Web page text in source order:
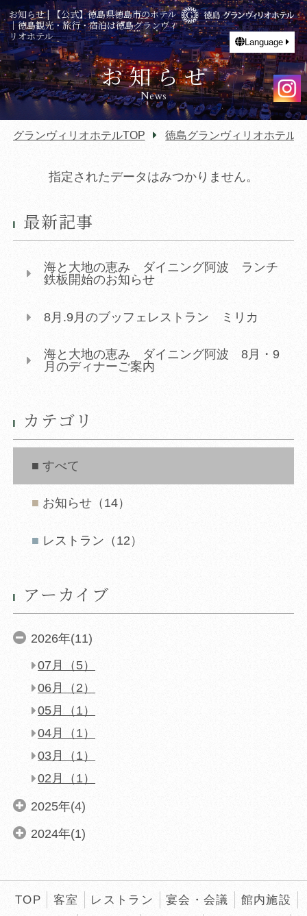
お知らせ | 【公式】徳島県徳島市のホテル
｜徳島観光・旅行・宿泊は徳島グランヴィ
リオホテル
お知らせ
News
Language
グランヴィリオホテルTOP 徳島グランヴィリオホテル
指定されたデータはみつかりません。
最新記事
海と大地の恵み ダイニング阿波 ランチ
鉄板開始のお知らせ
8月.9月のブッフェレストラン ミリカ
海と大地の恵み ダイニング阿波 8月・9
月のディナーご案内
カテゴリ
すべて
お知らせ（14）
レストラン（12）
アーカイブ
2026年(11)
07月（5）
06月（2）
05月（1）
04月（1）
03月（1）
02月（1）
2025年(4)
2024年(1)
TOP 客室 レストラン 宴会・会議
館内施設
同意して外部サ
同意して外部サ
同意して
「航空券＋宿泊プラ